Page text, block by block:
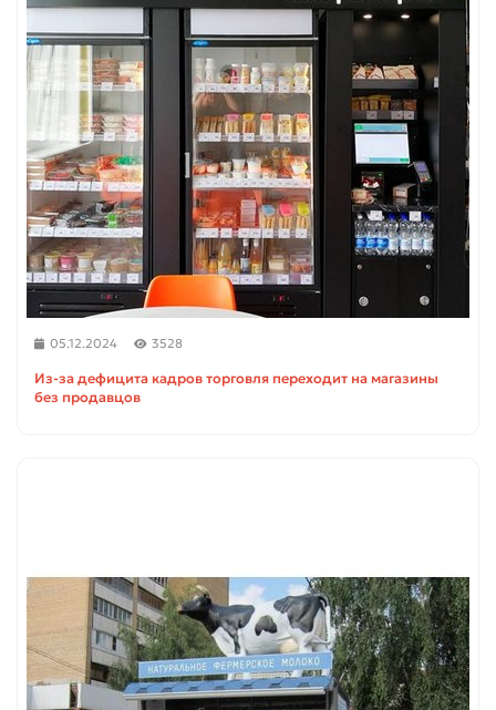
05.12.2024 3528
Из-за дефицита кадров торговля переходит на магазины
без продавцов